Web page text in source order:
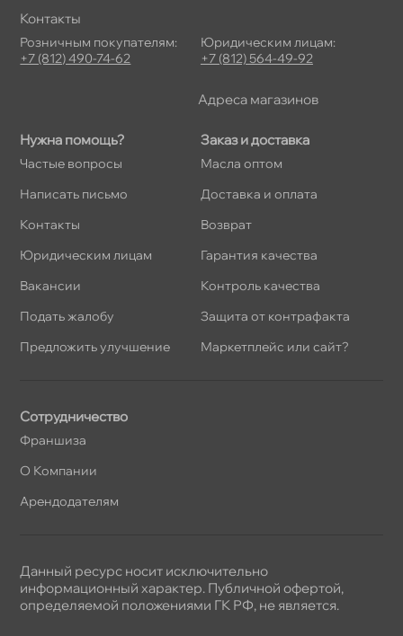
Нужна помощь?
Частые вопросы
Написать письмо
Контакты
Юридическим лицам
акансии
Подать жалобу
Предложить улучшение
Заказ и доставка
Масла оптом
Доставка и оплата
озврат
Гарантия качества
Контроль качества
Защита от контрафакта
Маркетплейс или сайт?
Сотрудничество
Франшиза
О Компании
Арендодателям
Контакты
Розничным покупателям:
+7 (812) 490-74-62
Юридическим лицам:
+7 (812) 564-49-92
Адреса магазино
Данный ресурс носит исключительно
информационный характер. Публичной офертой,
определяемой положениями ГК РФ, не является.